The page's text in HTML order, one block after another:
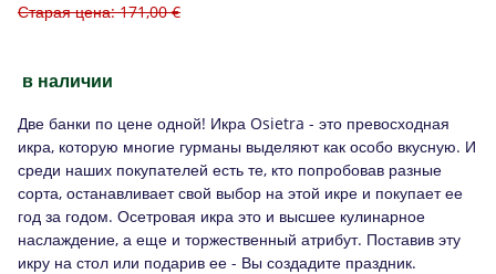
Старая цена: 171,00 €
в наличии
Две банки по цене одной! Икра Osietra - это превосходная
икра, которую многие гурманы выделяют как особо вкусную. И
среди наших покупателей есть те, кто попробовав разные
сорта, останавливает свой выбор на этой икре и покупает ее
год за годом. Осетровая икра это и высшее кулинарное
наслаждение, а еще и торжественный атрибут. Поставив эту
икру на стол или подарив ее - Вы создадите праздник.